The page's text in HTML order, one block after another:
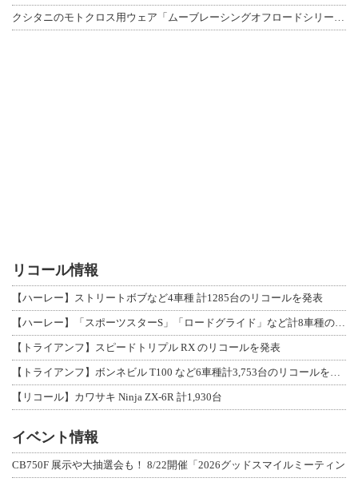
リコール情報
【ハーレー】ストリートボブなど4車種 計1285台のリコールを発表
【トライアンフ】スピードトリプル RX のリコールを発表
【リコール】カワサキ Ninja ZX-6R 計1,930台
イベント情報
CB750F 展示や大抽選会も！ 8/22開催「2026グッドスマイルミーティン